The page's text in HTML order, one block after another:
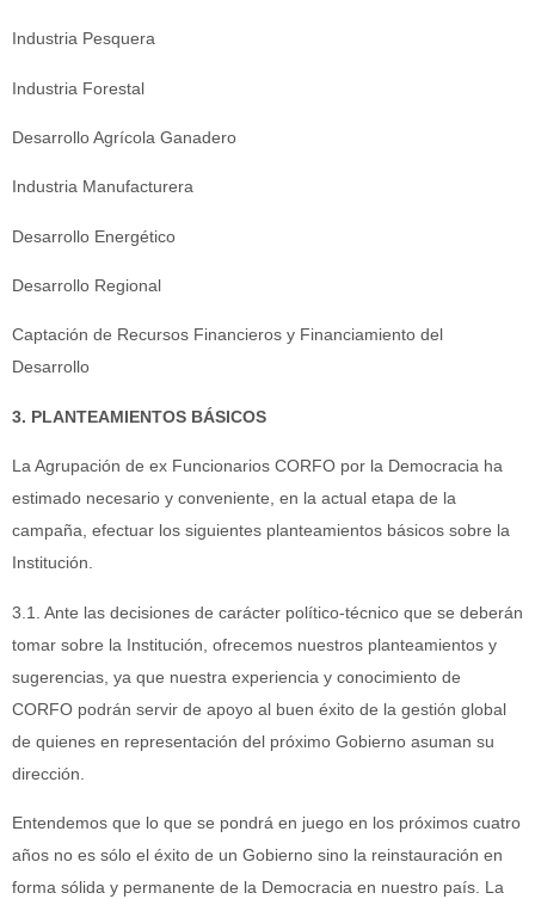
Industria Pesquera
Industria Forestal
Desarrollo Agrícola Ganadero
Industria Manufacturera
Desarrollo Energético
Desarrollo Regional
Captación de Recursos Financieros y Financiamiento del
Desarrollo
3. PLANTEAMIENTOS BÁSICOS
La Agrupación de ex Funcionarios CORFO por la Democracia ha
estimado necesario y conveniente, en la actual etapa de la
campaña, efectuar los siguientes planteamientos básicos sobre la
Institución.
3.1. Ante las decisiones de carácter político-técnico que se deberán
tomar sobre la Institución, ofrecemos nuestros planteamientos y
sugerencias, ya que nuestra experiencia y conocimiento de
CORFO podrán servir de apoyo al buen éxito de la gestión global
de quienes en representación del próximo Gobierno asuman su
dirección.
Entendemos que lo que se pondrá en juego en los próximos cuatro
años no es sólo el éxito de un Gobierno sino la reinstauración en
forma sólida y permanente de la Democracia en nuestro país. La